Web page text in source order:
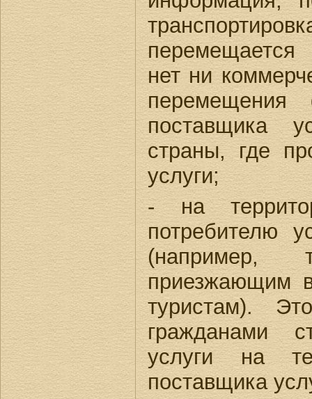
перемещается
нет ни
перемещения
поставщика
страны, где
услуги;
- на
потребителю
(например,
приезжающим
туристам).
гражданами
услуги на
поставщика